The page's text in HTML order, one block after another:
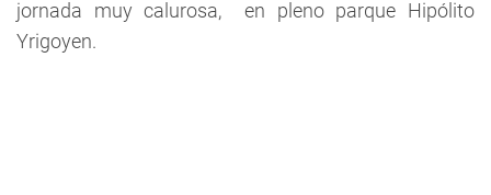
jornada muy calurosa, en pleno parque Hipólito
Yrigoyen.